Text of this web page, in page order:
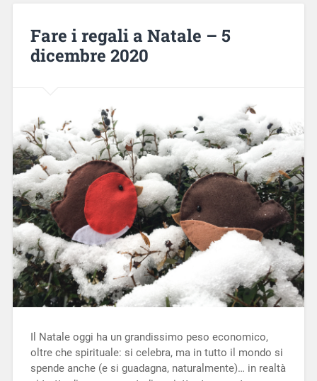
Fare i regali a Natale – 5
dicembre 2020
Il Natale oggi ha un grandissimo peso economico,
oltre che spirituale: si celebra, ma in tutto il mondo si
spende anche (e si guadagna, naturalmente)… in realtà